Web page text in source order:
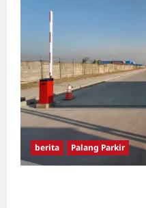
berita Palang Parkir